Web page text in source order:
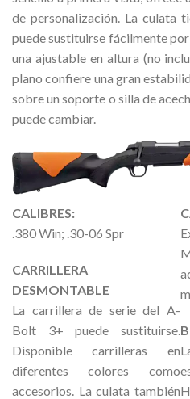
de personalización. La culata
puede sustituirse fácilmente
una ajustable en altura (no
plano confiere una gran
sobre un soporte o silla de
puede cambiar.
CALIBRES:
.380 Win; .30-06 Spr
CARRILLERA
DESMONTABLE
La carrillera de serie del A-
Bolt 3+ puede sustituirse.
Disponible carrilleras en
diferentes colores como
accesorios. La culata también